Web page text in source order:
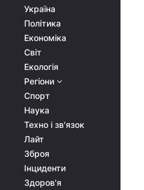
Україна
Політика
Економіка
Світ
Екологія
Регіони
Спорт
Наука
Техно і зв'язок
Лайт
Зброя
Інциденти
Здоров'я